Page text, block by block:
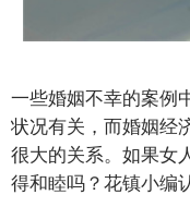
一些婚姻不幸的案例
状况有关，而婚姻经
很大的关系。如果女
得和睦吗？花镇小编